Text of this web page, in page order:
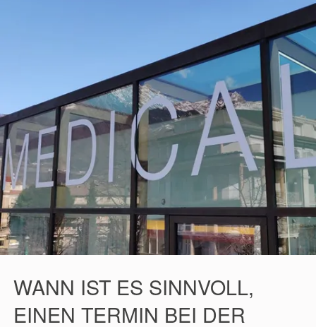
WANN IST ES SINNVOLL,
EINEN TERMIN BEI DER